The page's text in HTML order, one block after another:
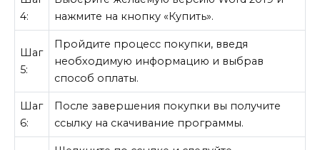
4:
нажмите на кнопку «Купить».
Шаг
5:
Пройдите процесс покупки, введя
необходимую информацию и выбрав
способ оплаты.
Шаг
6:
После завершения покупки вы получите
ссылку на скачивание программы.